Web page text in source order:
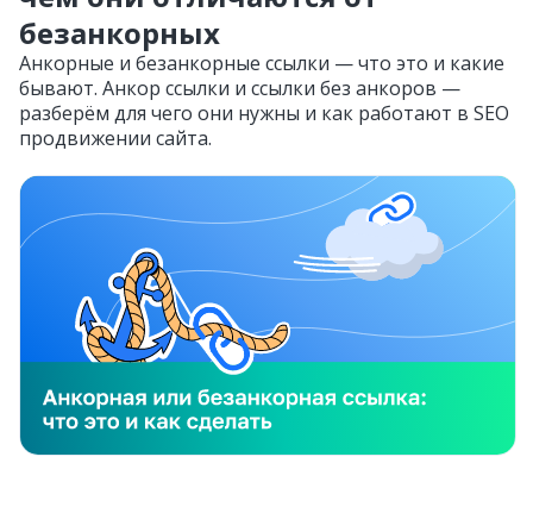
безанкорных
Анкорные и безанкорные ссылки — что это и какие
бывают. Анкор ссылки и ссылки без анкоров —
разберём для чего они нужны и как работают в SEO
продвижении сайта.